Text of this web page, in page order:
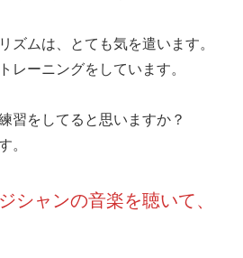
ズムは、とても気を遣います。
レーニングをしています。
習をしてると思いますか？
。
シャンの音楽を聴いて、